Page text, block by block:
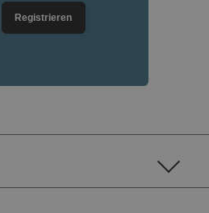
Registrieren